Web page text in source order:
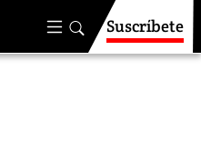
Suscríbete